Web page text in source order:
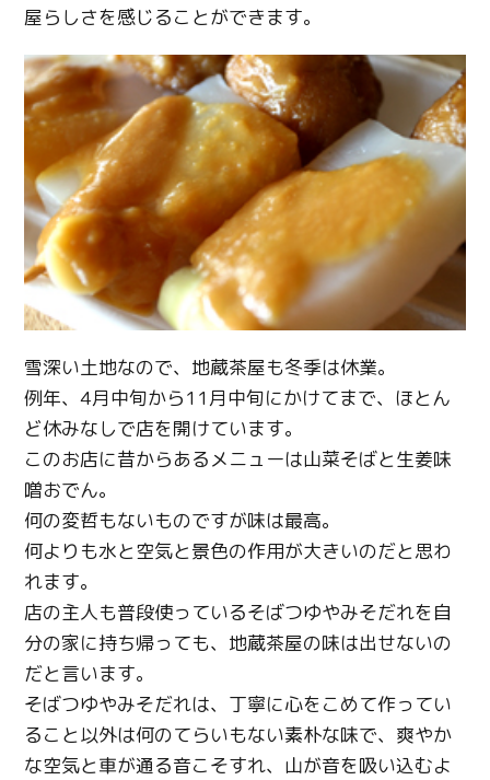
屋らしさを感じることができます。
雪深い土地なので、地蔵茶屋も冬季は休業。
例年、4月中旬から11月中旬にかけてまで、ほとん
ど休みなしで店を開けています。
このお店に昔からあるメニューは山菜そばと生姜味
噌おでん。
何の変哲もないものですが味は最高。
何よりも水と空気と景色の作用が大きいのだと思わ
れます。
店の主人も普段使っているそばつゆやみそだれを自
分の家に持ち帰っても、地蔵茶屋の味は出せないの
だと言います。
そばつゆやみそだれは、丁寧に心をこめて作ってい
ること以外は何のてらいもない素朴な味で、爽やか
な空気と車が通る音こそすれ、山が音を吸い込むよ
Twitter
Line